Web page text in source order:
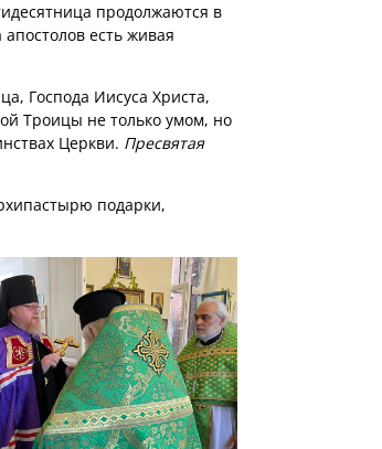
продолжаются в
есть живая
Господа Иисуса Христа,
Троицы не только умом, но
Церкви. Пресвятая
подарки,